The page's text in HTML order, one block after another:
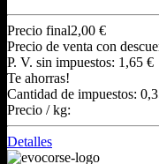
Precio final2,00 €
Precio de venta con
P. V. sin impuestos: 1,65 €
Te ahorras!
Cantidad de impuestos:
Precio / kg:
Detalles